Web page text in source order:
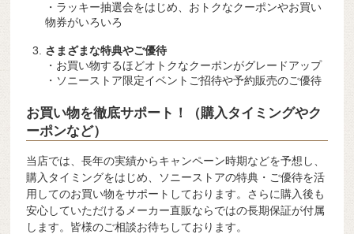
・ラッキー抽選会をはじめ、おトクなクーポンやお買い
物券がいろいろ
さまざまな特典やご優待
・お買い物するほどオトクなクーポンがグレードアップ
・ソニーストア限定イベントご招待や予約販売のご優待
お買い物を徹底サポート！（購入タイミングやク
ーポンなど）
当店では、長年の実績からキャンペーン時期などを予想し、
購入タイミングをはじめ、ソニーストアの特典・ご優待を活
用してのお買い物をサポートしております。さらに購入後も
安心していただけるメーカー直販ならではの長期保証が付属
します。皆様のご相談お待ちしております。